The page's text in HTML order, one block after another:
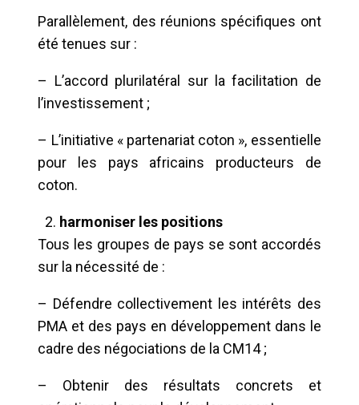
Parallèlement, des réunions spécifiques ont
été tenues sur :
– L’accord plurilatéral sur la facilitation de
l’investissement ;
– L’initiative « partenariat coton », essentielle
pour les pays africains producteurs de
coton.
harmoniser les positions
Tous les groupes de pays se sont accordés
sur la nécessité de :
– Défendre collectivement les intérêts des
PMA et des pays en développement dans le
cadre des négociations de la CM14 ;
– Obtenir des résultats concrets et